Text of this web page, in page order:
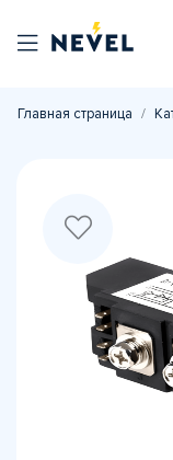
Главная страница